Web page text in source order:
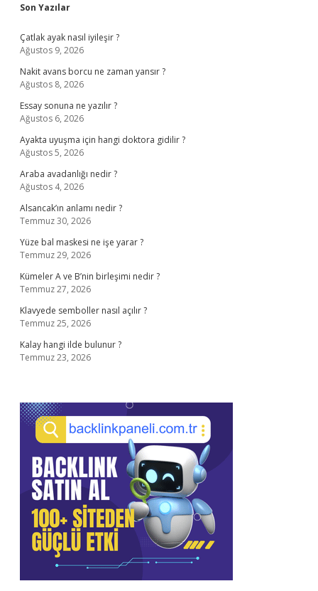
Sidebar
Son Yazılar
Çatlak ayak nasıl iyileşir ?
Ağustos 9, 2026
Nakit avans borcu ne zaman yansır ?
Ağustos 8, 2026
Essay sonuna ne yazılır ?
Ağustos 6, 2026
Ayakta uyuşma için hangi doktora gidilir ?
Ağustos 5, 2026
Araba avadanlığı nedir ?
Ağustos 4, 2026
Alsancak’ın anlamı nedir ?
Temmuz 30, 2026
Yüze bal maskesi ne işe yarar ?
Temmuz 29, 2026
Kümeler A ve B’nin birleşimi nedir ?
Temmuz 27, 2026
Klavyede semboller nasıl açılır ?
Temmuz 25, 2026
Kalay hangi ilde bulunur ?
Temmuz 23, 2026